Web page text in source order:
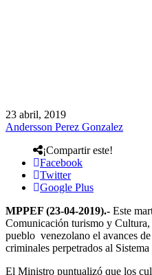
23 abril, 2019
Andersson Perez Gonzalez
¡Compartir este!
Facebook
Twitter
Google Plus
MPPEF (23-04-2019).- Este
Comunicación turismo y
pueblo venezolano el avances
criminales perpetrados al
El Ministro puntualizó que los